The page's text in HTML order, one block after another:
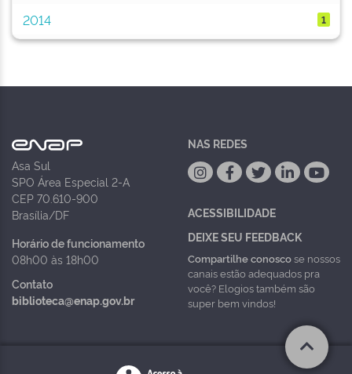
2014
1
Asa Sul
SPO Área Especial 2-A
CEP 70.610-900
Brasília/DF
Horário de funcionamento
08h00 às 18h00
Contato
biblioteca@enap.gov.br
NAS REDES
ACESSIBILIDADE
DEIXE SEU FEEDBACK
Compartilhe conoscose nossos
canais estão adequados pra
você? Elogios também são
super bem vindos!